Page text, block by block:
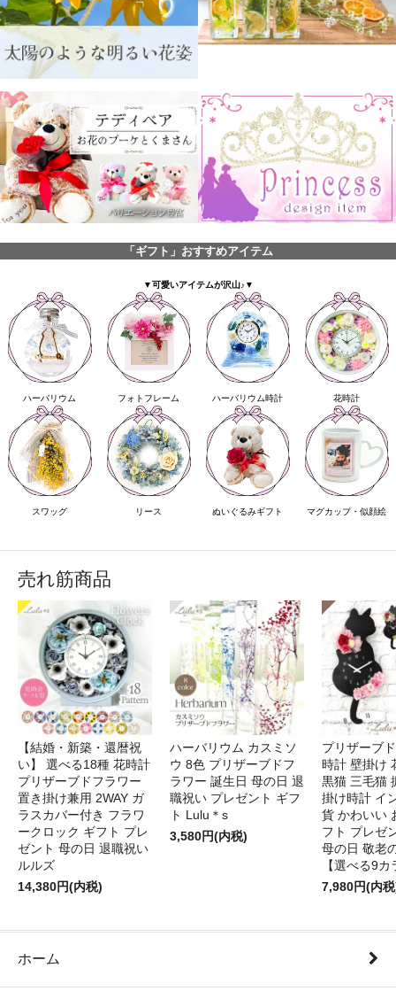
「ギフト」おすすめアイテム
▼可愛いアイテムが沢山♪▼
ハーバリウム フォトフレーム ハーバリウム時計 花時計
スワッグ リース ぬいぐるみギフト マグカップ・似顔絵
売れ筋商品
【結婚・新築・還暦祝
い】 選べる18種 花時計
プリザーブドフラワー
置き掛け兼用 2WAY ガ
ラスカバー付き フラワ
ークロック ギフト プレ
ゼント 母の日 退職祝い
ルルズ
14,380円(内税)
ハーバリウム カスミソ
ウ 8色 プリザーブドフ
ラワー 誕生日 母の日 退
職祝い プレゼント ギフ
ト Lulu＊s
3,580円(内税)
プリザーブ
時計 壁掛け
黒猫 三毛猫
掛け時計 イ
貨 かわいい
フト プレゼ
母の日 敬老
【選べる9カ
7,980円(内
ホーム